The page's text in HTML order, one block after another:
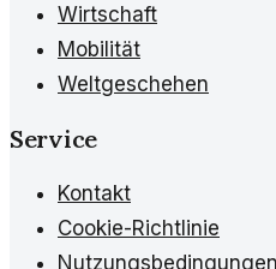
Wirtschaft
Mobilität
Weltgeschehen
Service
Kontakt
Cookie-Richtlinie
Nutzungsbedingungen